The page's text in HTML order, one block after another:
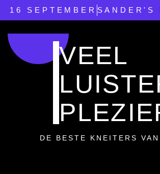
16 SEPTEMBER SANDER'S
VEEL
DE BESTE KNEITERS